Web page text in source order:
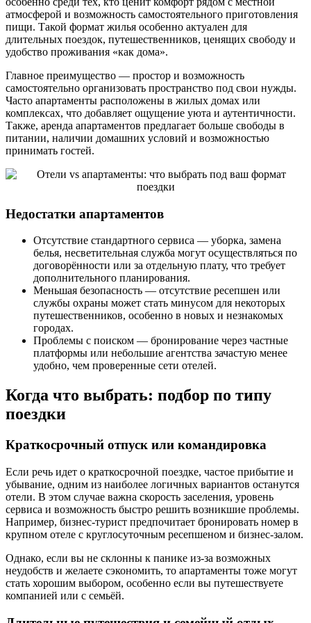
атмосферой и возможность самостоятельного приготовления
пищи. Такой формат жилья особенно актуален для
длительных поездок, путешественников, ценящих свободу и
удобство проживания «как дома».
Главное преимущество — простор и возможность
самостоятельно организовать пространство под свои нужды.
Часто апартаменты расположены в жилых домах или
комплексах, что добавляет ощущение уюта и аутентичности.
Также, аренда апартаментов предлагает больше свободы в
питании, наличии домашних условий и возможностью
принимать гостей.
Недостатки апартаментов
Отсутствие стандартного сервиса — уборка, замена
белья, несветительная служба могут осуществляться по
договорённости или за отдельную плату, что требует
дополнительного планирования.
Меньшая безопасность — отсутствие ресепшен или
службы охраны может стать минусом для некоторых
путешественников, особенно в новых и незнакомых
городах.
Проблемы с поиском — бронирование через частные
платформы или небольшие агентства зачастую менее
удобно, чем проверенные сети отелей.
Когда что выбрать: подбор по типу
поездки
Краткосрочный отпуск или командировка
Если речь идет о краткосрочной поездке, частое прибытие и
убывание, одним из наиболее логичных вариантов останутся
отели. В этом случае важна скорость заселения, уровень
сервиса и возможность быстро решить возникшие проблемы.
Например, бизнес-турист предпочитает бронировать номер в
крупном отеле с круглосуточным ресепшеном и бизнес-залом.
Однако, если вы не склонны к панике из-за возможных
неудобств и желаете сэкономить, то апартаменты тоже могут
стать хорошим выбором, особенно если вы путешествуете
компанией или с семьёй.